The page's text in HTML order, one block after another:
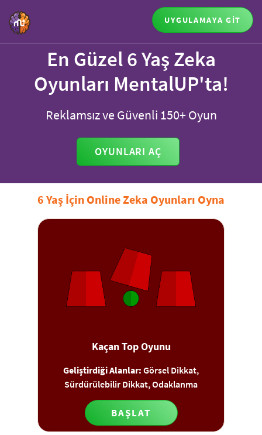
UYGULAMAYA GİT
En Güzel 6 Yaş Zeka
Oyunları MentalUP'ta!
Reklamsız ve Güvenli 150+ Oyun
OYUNLARI AÇ
6 Yaş İçin Online Zeka Oyunları Oyna
Kaçan Top Oyunu
Geliştirdiği Alanlar: Görsel Dikkat,
Sürdürülebilir Dikkat, Odaklanma
BAŞLAT